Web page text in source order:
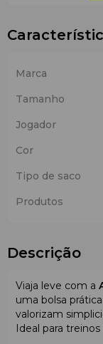
Marca
Tamanho
Jogador
Cor
Tipo de saco
Produtos
Descrição
Viaja leve com a
uma bolsa
valorizam
Ideal para